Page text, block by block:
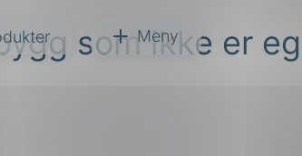
Meny
som ikke er